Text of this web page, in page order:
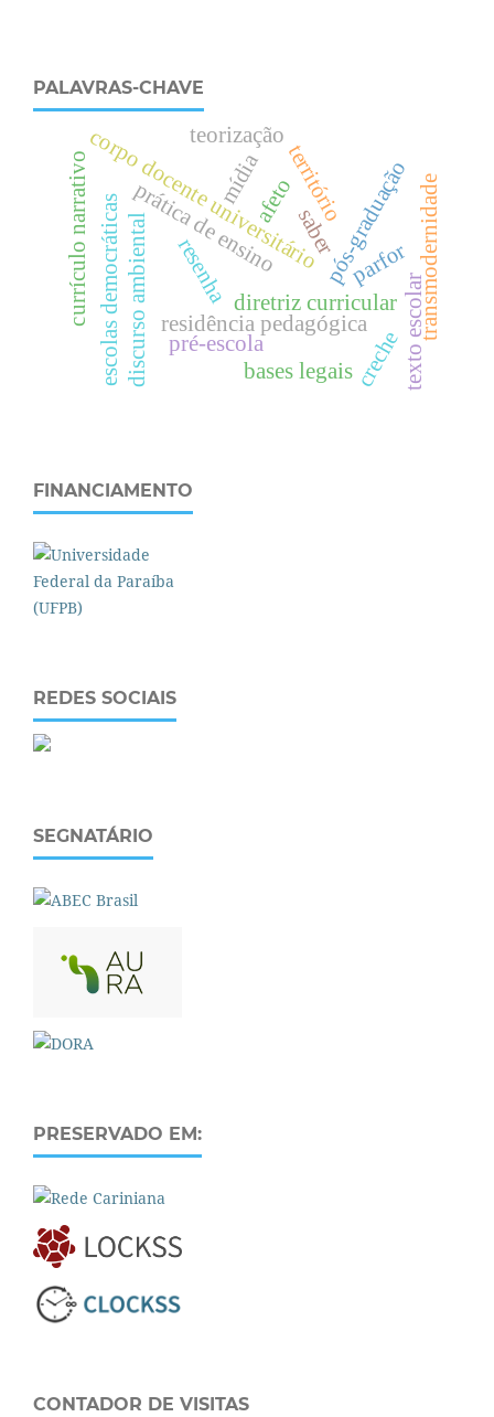
PALAVRAS-CHAVE
resenha
território
diretriz curricular
prática de ensino
texto escolar
pós-graduação
saber
corpo docente universitário
discurso ambiental
mídia
residência pedagógica
escolas democráticas parfor
pré-escola creche
bases legais
currículo narrativo
teorização
transmodernidade
afeto
FINANCIAMENTO
REDES SOCIAIS
SEGNATÁRIO
PRESERVADO EM:
CONTADOR DE VISITAS